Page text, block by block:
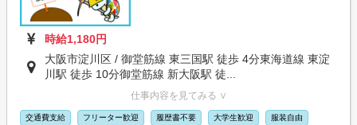
時給1,180円
大阪市淀川区 / 御堂筋線 東三国駅 徒歩 4分東海道線 東淀
川駅 徒歩 10分御堂筋線 新大阪駅 徒...
仕事内容を見てみる ∨
交通費支給 フリーター歓迎 履歴書不要 大学生歓迎 服装自由